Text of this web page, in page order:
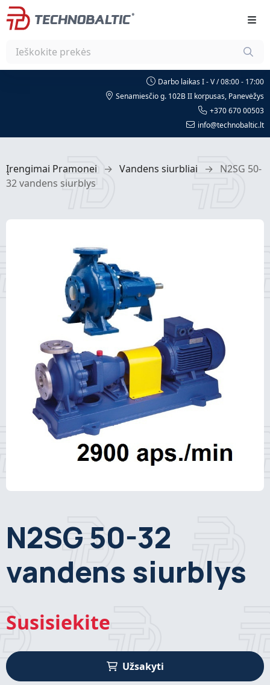
Darbo laikas I - V / 08:00 - 17:00
Senamiesčio g. 102B II korpusas, Panevėžys
+370 670 00503
info@technobaltic.lt
Įrengimai Pramonei → Vandens siurbliai → N2SG 50-
32 vandens siurblys
N2SG 50-32
vandens siurblys
Susisiekite
Užsakyti